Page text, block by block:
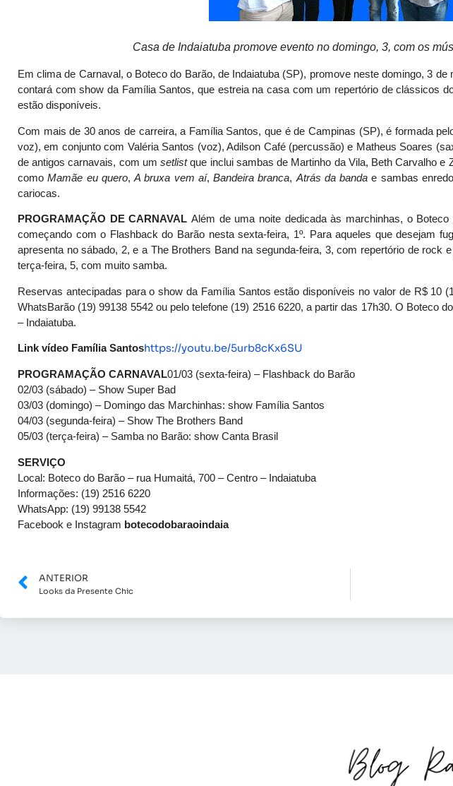
Casa de Indaiatuba promove evento no domingo, 3, com os
Em clima de Carnaval, o Boteco do Barão, de Indaiatuba (SP), promove neste domingo, 3
contará com show da Família Santos, que estreia na casa com um repertório de clássicos
estão disponíveis.
Com mais de 30 anos de carreira, a Família Santos, que é de Campinas (SP), é formada
voz), em conjunto com Valéria Santos (voz), Adilson Café (percussão) e Matheus Soares
de antigos carnavais, com umsetlistque inclui sambas de Martinho da Vila, Beth Carvalho
comoMamãe eu quero,A bruxa vem aí,Bandeira branca, Atrás da banda e sambas
cariocas.
PROGRAMAÇÃO DE CARNAVALAlém de uma noite dedicada às marchinhas, o
começando com o Flashback do Barão nesta sexta-feira, 1º. Para aqueles que desejam
apresenta no sábado, 2, e a The Brothers Band na segunda-feira, 3, com repertório de rock
terça-feira, 5, com muito samba.
Reservas antecipadas para o show da Família Santos estão disponíveis no valor de R$ 10
WhatsBarão (19) 99138 5542 ou pelo telefone (19) 2516 6220, a partir das 17h30. O Boteco
– Indaiatuba.
Link vídeo Família Santoshttps://youtu.be/5urb8cKx6SU
PROGRAMAÇÃO CARNAVAL01/03 (sexta-feira) – Flashback do Barão
02/03 (sábado) – Show Super Bad
03/03 (domingo) – Domingo das Marchinhas: show Família Santos
04/03 (segunda-feira) – Show The Brothers Band
05/03 (terça-feira) – Samba no Barão: show Canta Brasil
SERVIÇO
Local: Boteco do Barão – rua Humaitá, 700 – Centro – Indaiatuba
Informações: (19) 2516 6220
WhatsApp: (19) 99138 5542
Facebook e Instagram botecodobaraoindaia
ANTERIOR
Looks da Presente Chic